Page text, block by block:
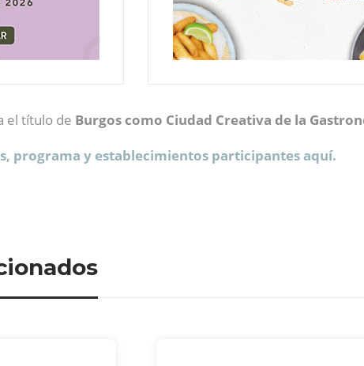
el título de Burgos como Ciudad Creativa de la
programa y establecimientos participantes aquí.